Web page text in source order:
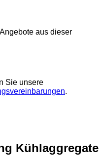
aus dieser
Sie unsere
.
Kühlaggregate